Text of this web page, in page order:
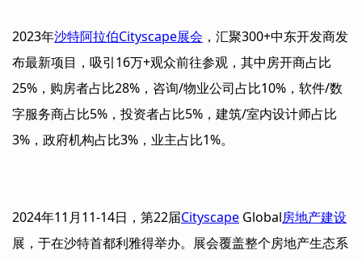
2023年沙特阿拉伯Cityscape展会 ，汇聚300+中东开发商发
布最新项目，吸引16万+观众前往参观，其中房开商占比
25%，购房者占比28%，咨询/物业公司占比10%，软件/数
字服务商占比5%，投资者占比5%，建筑/室内设计师占比
3%，政府机构占比3%，业主占比1%。
2024年11月11-14日，第22届Cityscape Global房地产建设
展，于在沙特首都利雅得举办。展会覆盖整个房地产生态系